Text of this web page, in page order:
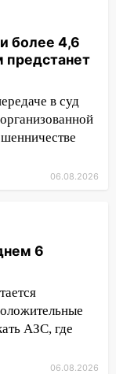
в
фирмы
на 48
и каждый
с
чем может
с этим
более 4,6
предстанет
в суд
06.08.2026
6
АЗС, где
06.08.2026